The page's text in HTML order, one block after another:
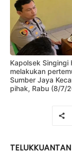
Kapolsek Singingi
melakukan
Sumber Jaya
pihak, Rabu (8/7/